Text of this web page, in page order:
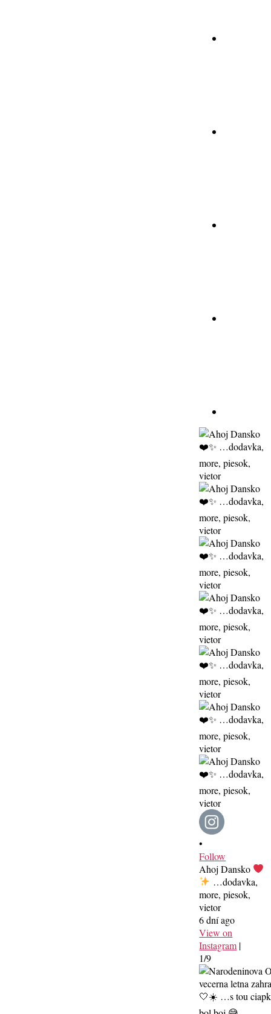
•
Follow
Ahoj Dansko
…dodavka,
more, piesok,
vietor
6 dní ago
View on
Instagram |
1/9